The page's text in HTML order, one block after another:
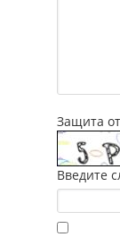
Защита
Введите